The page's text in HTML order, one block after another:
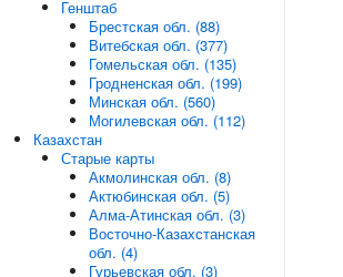
Генштаб
Брестская обл. (88)
Витебская обл. (377)
Гомельская обл. (135)
Гродненская обл. (199)
Минская обл. (560)
Могилевская обл. (112)
Казахстан
Старые карты
Акмолинская обл. (8)
Актюбинская обл. (5)
Алма-Атинская обл. (3)
Восточно-Казахстанская
обл. (4)
Гурьевская обл. (3)